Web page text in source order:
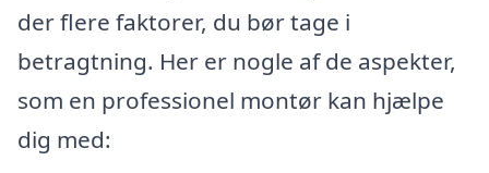
der flere faktorer, du bør tage i
betragtning. Her er nogle af de aspekter,
som en professionel montør kan hjælpe
dig med: